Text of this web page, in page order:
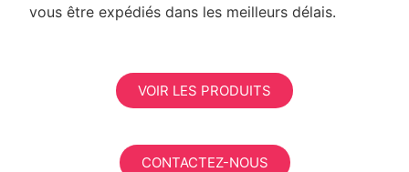
vous être expédiés dans les meilleurs délais.
VOIR LES PRODUITS
CONTACTEZ-NOUS